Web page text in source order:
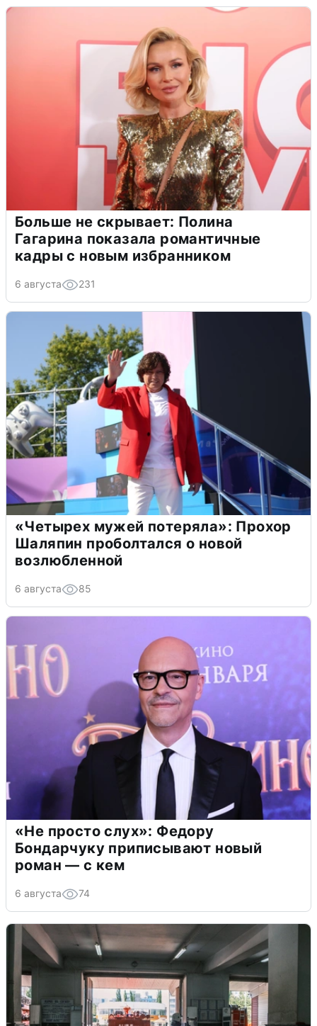
Больше не скрывает: Полина
Гагарина показала романтичные
кадры с новым избранником
6 августа 231
«Четырех мужей потеряла»: Прохор
Шаляпин проболтался о новой
возлюбленной
6 августа 85
«Не просто слух»: Федору
Бондарчуку приписывают новый
роман — с кем
6 августа 74